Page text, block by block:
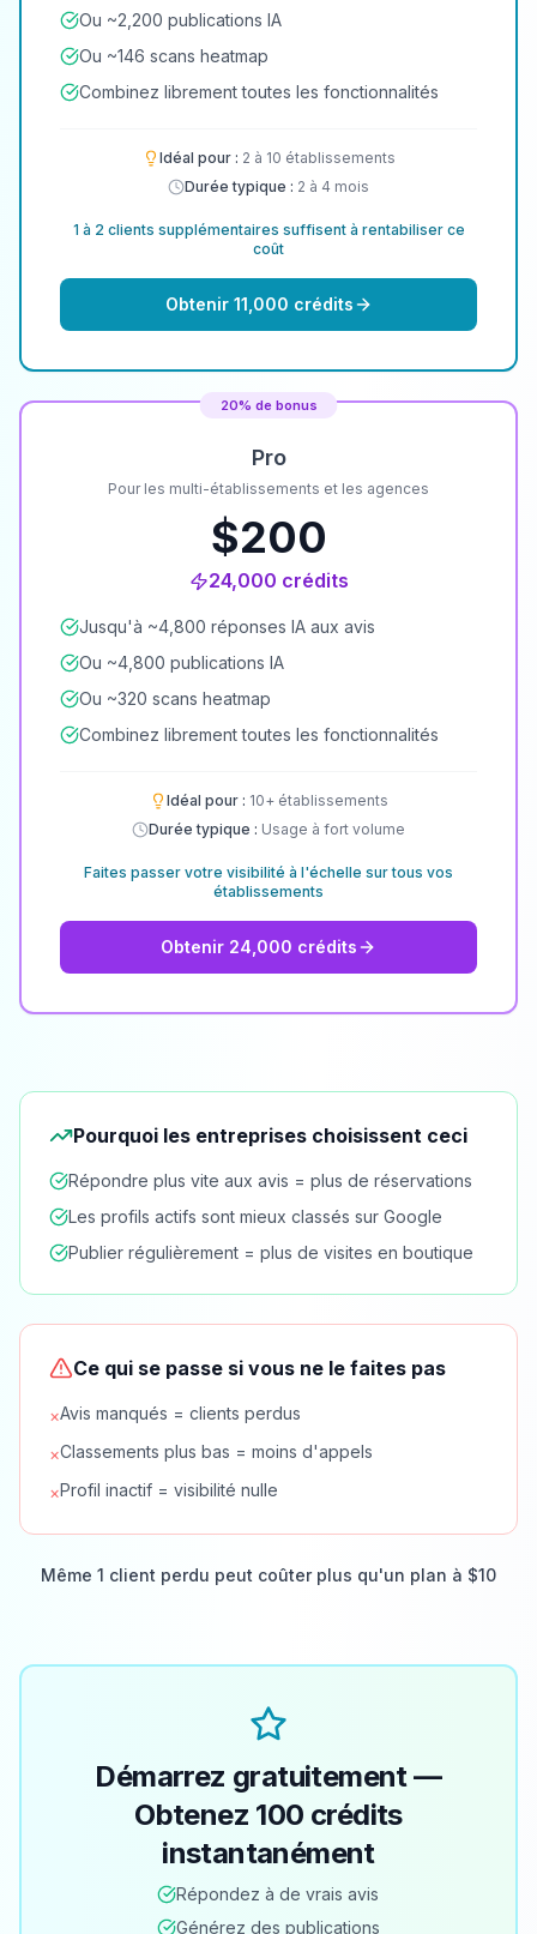
Ou ~2,200 publications IA
Ou ~146 scans heatmap
Combinez librement toutes les fonctionnalités
Idéal pour : 2 à 10 établissements
Durée typique : 2 à 4 mois
1 à 2 clients supplémentaires suffisent à rentabiliser ce
coût
Obtenir 11,000 crédits
20% de bonus
Pro
Pour les multi-établissements et les agences
$200
24,000 crédits
Jusqu'à ~4,800 réponses IA aux avis
Ou ~4,800 publications IA
Ou ~320 scans heatmap
Combinez librement toutes les fonctionnalités
Idéal pour : 10+ établissements
Durée typique : Usage à fort volume
Faites passer votre visibilité à l'échelle sur tous vos
établissements
Obtenir 24,000 crédits
Pourquoi les entreprises choisissent ceci
Répondre plus vite aux avis = plus de réservations
Les profils actifs sont mieux classés sur Google
Publier régulièrement = plus de visites en boutique
Ce qui se passe si vous ne le faites pas
×Avis manqués = clients perdus
×Classements plus bas = moins d'appels
×Profil inactif = visibilité nulle
Même 1 client perdu peut coûter plus qu'un plan à $10
Démarrez gratuitement —
Obtenez 100 crédits
instantanément
Répondez à de vrais avis
Générez des publications